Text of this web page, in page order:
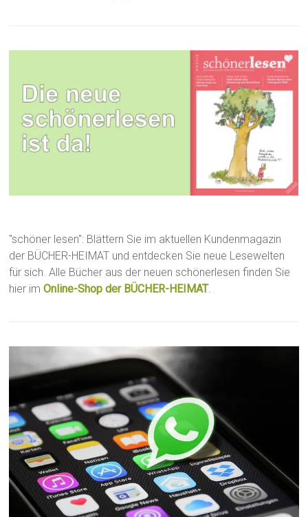
"schöner lesen": Blättern Sie im aktuellen Kundenmagazin
der BÜCHER-HEIMAT und entdecken Sie neue Lesewelten
für sich. Alle Bücher aus der neuen schönerlesen finden Sie
hier imOnline-Shop der BÜCHER-HEIMAT.